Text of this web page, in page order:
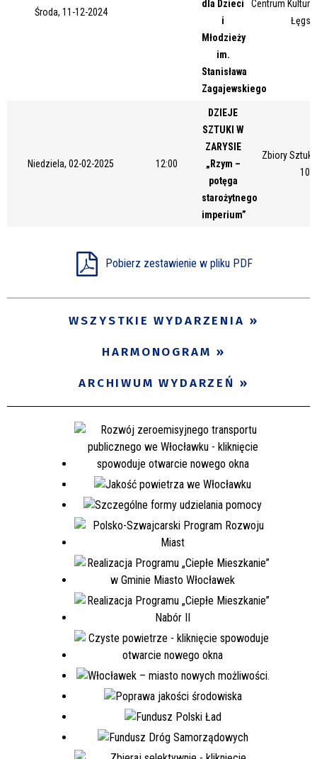
Miejsce
Środa, 11-12-2024
dla Dzieci
i
Młodzieży
im.
Stanisława
Zagajewskiego
Centrum Kultury
Niedziela, 02-02-2025 12:00
DZIEJE
SZTUKI W
ZARYSIE
„Rzym –
potęga
starożytnego
imperium”
Zbiory
10/
Pobierz zestawienie w pliku PDF
WSZYSTKIE WYDARZENIA
HARMONOGRAM
ARCHIWUM WYDARZEŃ